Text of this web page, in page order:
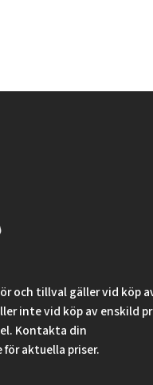
och tillval gäller vid köp
inte vid köp av enskild
Kontakta din
aktuella priser.